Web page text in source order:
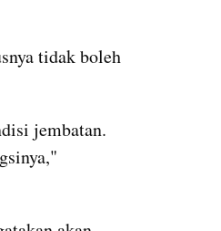
tidak boleh
jembatan.